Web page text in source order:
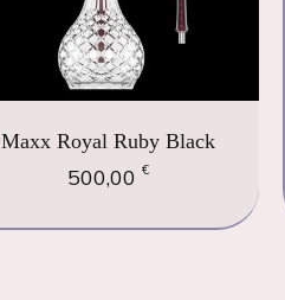
Maxx Royal Ruby Black
500,00 €